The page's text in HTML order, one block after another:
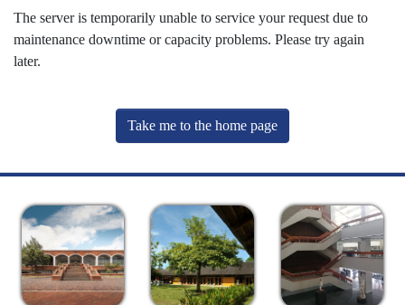
The server is temporarily unable to service your request due to
maintenance downtime or capacity problems. Please try again
later.
Take me to the home page